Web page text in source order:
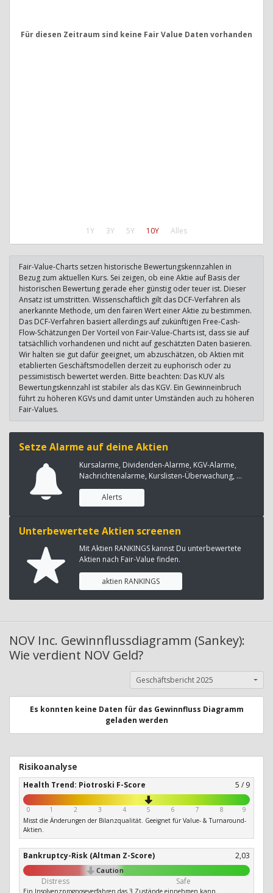
1Y 3Y 5Y 10Y Alles
Für diesen Zeitraum sind keine Fair Value Daten vorhanden
Fair-Value-Charts setzen historische Bewertungskennzahlen in
Bezug zum aktuellen Kurs. Sei zeigen, ob eine Aktie auf Basis der
historischen Bewertung gerade eher günstig oder teuer ist. Dieser
Ansatz ist umstritten. Wissenschaftlich gilt das DCF-Verfahren als
anerkannte Methode, um den fairen Wert einer Aktie zu bestimmen.
Das DCF-Verfahren basiert allerdings auf zukünftigen Free-Cash-
Flow-Schätzungen Der Vorteil von Fair-Value-Charts ist, dass sie auf
tatsächllich vorhandenen und nicht auf geschätzten Daten basieren.
Wir halten sie gut dafür geeignet, um abzuschätzen, ob Aktien mit
etablierten Geschäftsmodellen derzeit zu euphorisch oder zu
pessimistisch bewertet werden. Bitte beachten: Das KUV als
Bewertungskennzahl ist stabiler als das KGV. Ein Gewinneinbruch
führt zu höheren KGVs und damit unter Umständen auch zu höheren
Fair-Values.
Setze Alarme auf deine Aktien
Kursalarme, Dividenden-Alarme, KGV-Alarme,
Nachrichtenalarme, Kurslisten-Überwachung, ...
Alerts
Unterbewertete Aktien screenen
Mit Aktien RANKINGS kannst Du unterbewertete
Aktien nach Fair-Value finden.
aktien RANKINGS
NOV Inc. Gewinnflussdiagramm (Sankey):
Wie verdient NOV Geld?
Geschäftsbericht 2025
Es konnten keine Daten für das Gewinnfluss Diagramm
geladen werden
Risikoanalyse
Health Trend: Piotroski F-Score 5 / 9
0 1 2 3 4 5 6 7 8
9
Misst die Änderungen der Bilanzqualität. Geeignet für Value- & Turnaround-
Aktien.
Bankruptcy-Risk (Altman Z-Score) 2,03
Caution
Distress Safe